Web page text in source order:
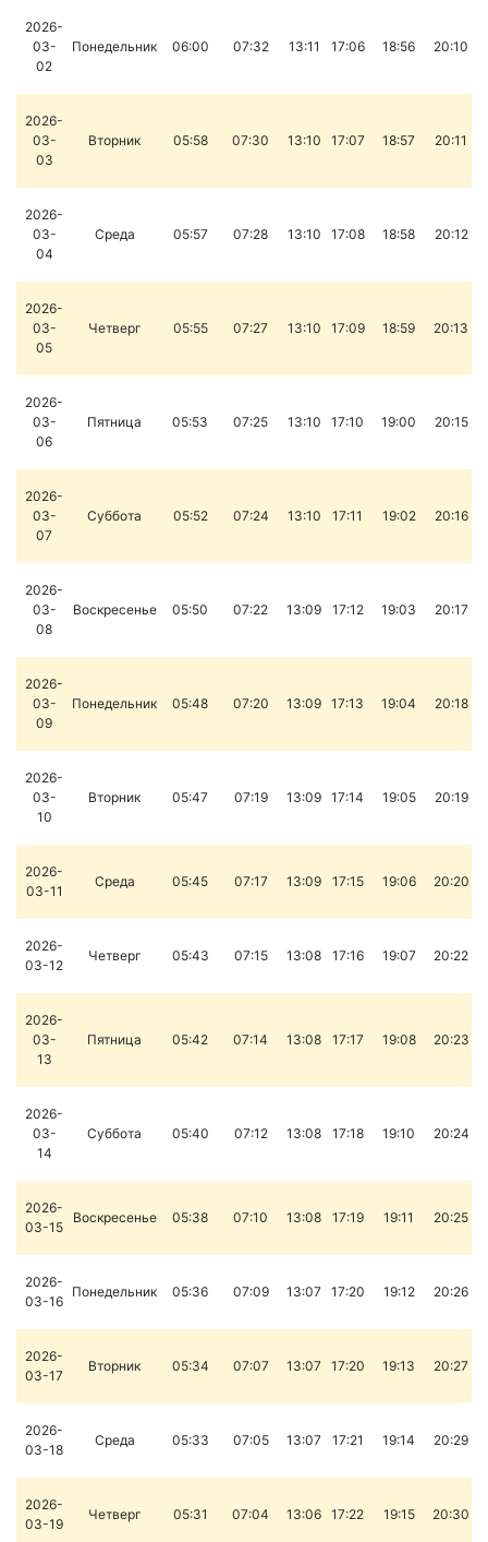
2026-
03-
02
Понедельник 06:00 07:32 13:11 17:06 18:56 20:10
2026-
03-
03
Вторник 05:58 07:30 13:10 17:07 18:57 20:11
2026-
03-
04
Среда 05:57 07:28 13:10 17:08 18:58 20:12
2026-
03-
05
Четверг 05:55 07:27 13:10 17:09 18:59 20:13
2026-
03-
06
Пятница 05:53 07:25 13:10 17:10 19:00 20:15
2026-
03-
07
Суббота 05:52 07:24 13:10 17:11 19:02 20:16
2026-
03-
08
Воскресенье 05:50 07:22 13:09 17:12 19:03 20:17
2026-
03-
09
Понедельник 05:48 07:20 13:09 17:13 19:04 20:18
2026-
03-
10
Вторник 05:47 07:19 13:09 17:14 19:05 20:19
2026-
03-11
Среда 05:45 07:17 13:09 17:15 19:06 20:20
2026-
03-12
Четверг 05:43 07:15 13:08 17:16 19:07 20:22
2026-
03-
13
Пятница 05:42 07:14 13:08 17:17 19:08 20:23
2026-
03-
14
Суббота 05:40 07:12 13:08 17:18 19:10 20:24
2026-
03-15
Воскресенье 05:38 07:10 13:08 17:19 19:11 20:25
2026-
03-16
Понедельник 05:36 07:09 13:07 17:20 19:12 20:26
2026-
03-17
Вторник 05:34 07:07 13:07 17:20 19:13 20:27
2026-
03-18
Среда 05:33 07:05 13:07 17:21 19:14 20:29
2026-
03-19
Четверг 05:31 07:04 13:06 17:22 19:15 20:30